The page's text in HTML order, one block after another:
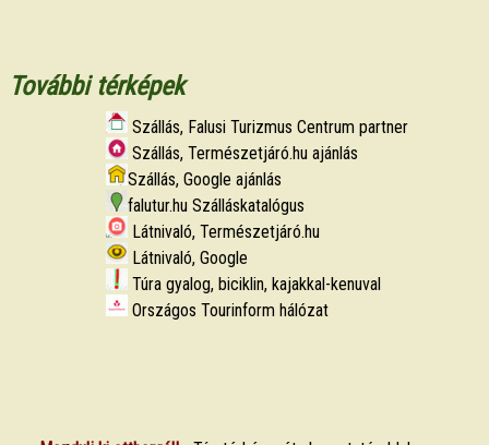
További térképek
Szállás, Falusi Turizmus Centrum partner
Szállás, Természetjáró.hu ajánlás
Szállás, Google ajánlás
falutur.hu Szálláskatalógus
Látnivaló, Természetjáró.hu
Látnivaló, Google
Túra gyalog, biciklin, kajakkal-kenuval
Országos Tourinform hálózat